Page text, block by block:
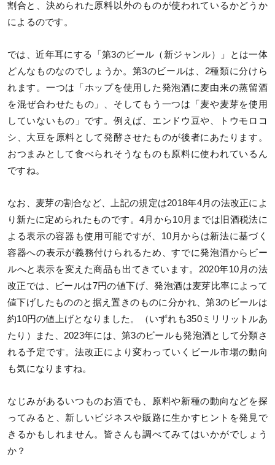
割合と、決められた原料以外のものが使われているかどうか
によるのです。
では、近年耳にする「第3のビール（新ジャンル）」とは一体
どんなものなのでしょうか。第3のビールは、2種類に分けら
れます。一つは「ホップを使用した発泡酒に麦由来の蒸留酒
を混ぜ合わせたもの」、そしてもう一つは「麦や麦芽を使用
していないもの」です。例えば、エンドウ豆や、トウモロコ
シ、大豆を原料として発酵させたものが後者にあたります。
おつまみとして食べられそうなものも原料に使われているん
ですね。
なお、麦芽の割合など、上記の規定は2018年4月の法改正によ
り新たに定められたものです。4月から10月までは旧酒税法に
よる表示の容器も使用可能ですが、10月からは新法に基づく
容器への表示が義務付けられるため、すでに発泡酒からビー
ルへと表示を変えた商品も出てきています。2020年10月の法
改正では、ビールは7円の値下げ、発泡酒は麦芽比率によって
値下げしたもののと据え置きのものに分かれ、第3のビールは
約10円の値上げとなりました。（いずれも350ミリリットルあ
たり）また、2023年には、第3のビールも発泡酒として分類さ
れる予定です。法改正により変わっていくビール市場の動向
も気になりますね。
なじみがあるいつものお酒でも、原料や新種の動向などを探
ってみると、新しいビジネスや販路に生かすヒントを発見で
きるかもしれません。皆さんも調べてみてはいかがでしょう
か？